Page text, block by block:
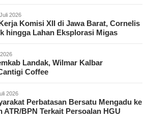
2026
Komisi XII di Jawa Barat, Cornelis
hingga Lahan Eksplorasi Migas
Landak, Wilmar Kalbar
Coffee
2026
Perbatasan Bersatu Mengadu ke
ATR/BPN Terkait Persoalan HGU